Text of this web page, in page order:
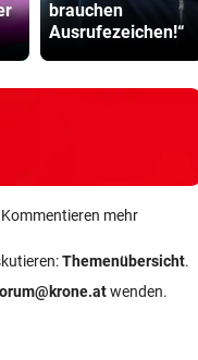
brauchen
Ausrufezeichen!“
mehr
Themenübersicht.
wenden.